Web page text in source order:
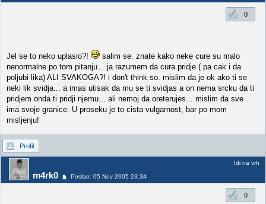
0
Jel se to neko uplasio?!
salim se. znate kako neke cure su malo
nenormalne po tom pitanju... ja razumem da cura pridje ( pa cak i da
poljubi lika) ALI SVAKOGA?! i don't think so. mislim da je ok ako ti se
neki lik svidja... a imas utisak da mu se ti svidjas a on nema srcku da ti
pridjem onda ti pridji njemu... ali nemoj da oreterujes... mislim da sve
ima svoje granice. U proseku je to cista vulgarnost, bar po mom
misljenju!
Profil
m4rk0 Poslao: 05 Nov 2005 23:34
Idi na vrh
0